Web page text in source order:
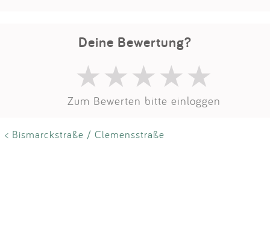
Deine Bewertung?
Zum Bewerten bitte einloggen
< Bismarckstraße / Clemensstraße